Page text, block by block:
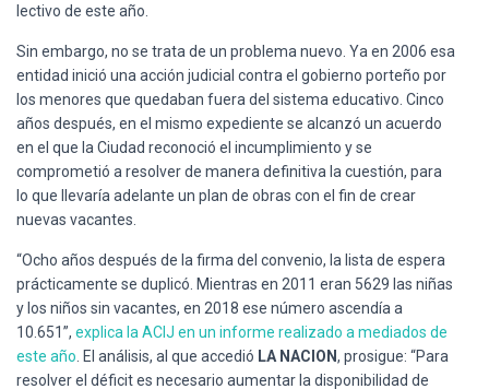
lectivo de este año.
Sin embargo, no se trata de un problema nuevo. Ya en 2006 esa
entidad inició una acción judicial contra el gobierno porteño por
los menores que quedaban fuera del sistema educativo. Cinco
años después, en el mismo expediente se alcanzó un acuerdo
en el que la Ciudad reconoció el incumplimiento y se
comprometió a resolver de manera definitiva la cuestión, para
lo que llevaría adelante un plan de obras con el fin de crear
nuevas vacantes.
“Ocho años después de la firma del convenio, la lista de espera
prácticamente se duplicó. Mientras en 2011 eran 5629 las niñas
y los niños sin vacantes, en 2018 ese número ascendía a
10.651”, explica la ACIJ en un informe realizado a mediados de
este año . El análisis, al que accedió LA NACION, prosigue: “Para
resolver el déficit es necesario aumentar la disponibilidad de